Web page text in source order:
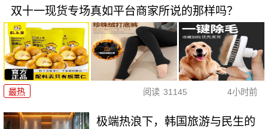
双十一现货专场真如平台商家所说的那样吗？
最热 阅读 31145 4小时前
极端热浪下，韩国旅游与民生的